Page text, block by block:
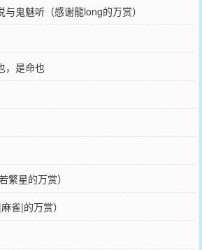
鬼魅听（感谢龍long的万赏）
，是命也
繁星的万赏）
雀|的万赏）